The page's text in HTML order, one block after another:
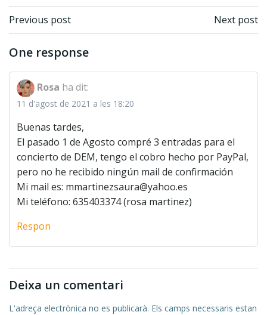
Previous post Next post
One response
Rosa ha dit:
11 d'agost de 2021 a les 18:20
Buenas tardes,
El pasado 1 de Agosto compré 3 entradas para el
concierto de DEM, tengo el cobro hecho por PayPal,
pero no he recibido ningún mail de confirmación
Mi mail es: mmartinezsaura@yahoo.es
Mi teléfono: 635403374 (rosa martinez)
Respon
Deixa un comentari
L'adreça electrònica no es publicarà. Els camps necessaris estan